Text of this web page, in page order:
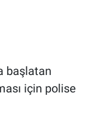
başlatan
için polise